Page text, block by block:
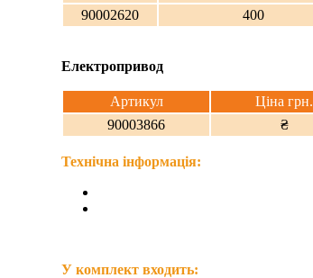
90002620
400
Електропривод
Артикул Ціна грн.
90003866
₴
Технічна інформація:
У комплект входить: